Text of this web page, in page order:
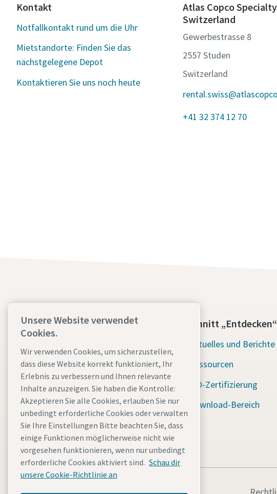
Kontakt
Notfallkontakt rund um die Uhr
Mietstandorte: Finden Sie das
nächstgelegene Depot
Kontaktieren Sie uns noch heute
Atlas Copco
Switzerland
Gewerbestrasse 8
2557 Studen
Switzerland
+41 32 374 12 70
Kontaktieren Sie uns noch heute
die Uhr
Unsere Dienstleistungen
Flotte
Branchen
Warum mieten?
Abschnitt „Entdecken“
Aktuelles und Berichte
Ressourcen
ISO-Zertifizierung
Download-Bereich
Unsere Website verwendet
Cookies.
Wir verwenden Cookies, um sicherzustellen,
dass diese Website korrekt funktioniert, Ihr
Erlebnis zu verbessern und Ihnen relevante
Inhalte anzuzeigen. Sie haben die Kontrolle:
Akzeptieren Sie alle Cookies, erlauben Sie nur
unbedingt erforderliche Cookies oder verwalten
Sie Ihre Einstellungen Bitte beachten Sie, dass
einige Funktionen möglicherweise nicht wie
vorgesehen funktionieren, wenn nur unbedingt
erforderliche Cookies aktiviert sind. Schau dir
unsere Cookie-Richtlinie an